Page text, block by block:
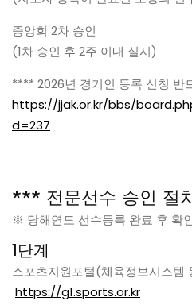
중앙회 2차 승인
(1차 승인 후 2주 이내 실시)
**** 2026년 경기인 등록 신청 반
https://jjak.or.kr/bbs/
d=237
*** 전문선수 승인 절
※ 당해연도 선수등록 완료 후 확
1단계
스포츠지원포털(체육정보시스템
https://g1.sports.or.kr